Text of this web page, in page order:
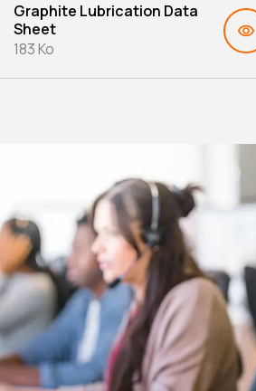
Graphite Lubrication Data
Sheet
183 Ko